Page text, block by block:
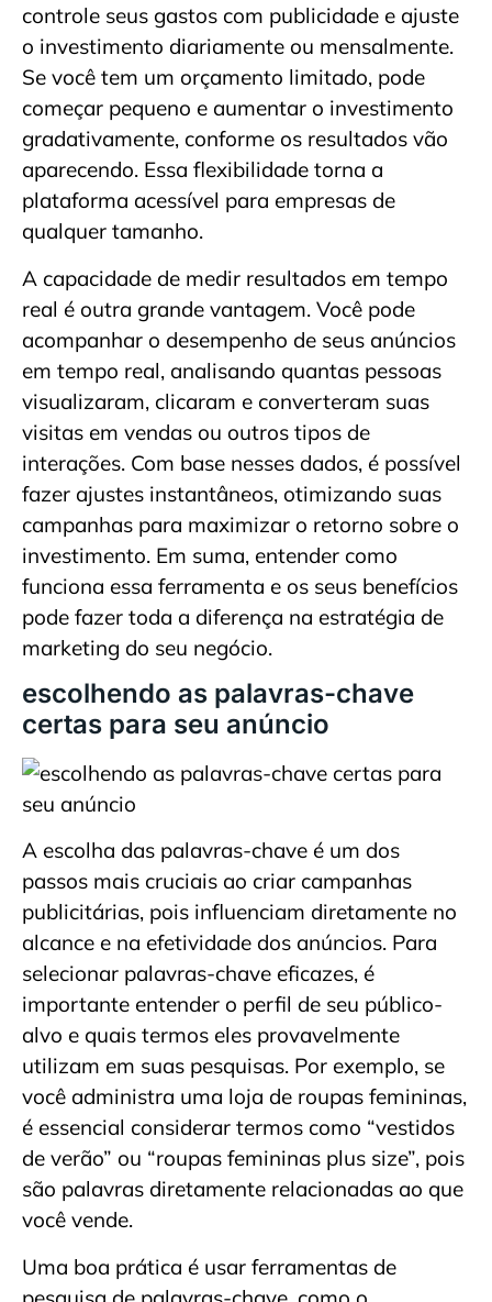
controle seus gastos com publicidade e ajuste
o investimento diariamente ou mensalmente.
Se você tem um orçamento limitado, pode
começar pequeno e aumentar o investimento
gradativamente, conforme os resultados vão
aparecendo. Essa flexibilidade torna a
plataforma acessível para empresas de
qualquer tamanho.
A capacidade de medir resultados em tempo
real é outra grande vantagem. Você pode
acompanhar o desempenho de seus anúncios
em tempo real, analisando quantas pessoas
visualizaram, clicaram e converteram suas
visitas em vendas ou outros tipos de
interações. Com base nesses dados, é possível
fazer ajustes instantâneos, otimizando suas
campanhas para maximizar o retorno sobre o
investimento. Em suma, entender como
funciona essa ferramenta e os seus benefícios
pode fazer toda a diferença na estratégia de
marketing do seu negócio.
escolhendo as palavras-chave
certas para seu anúncio
A escolha das palavras-chave é um dos
passos mais cruciais ao criar campanhas
publicitárias, pois influenciam diretamente no
alcance e na efetividade dos anúncios. Para
selecionar palavras-chave eficazes, é
importante entender o perfil de seu público-
alvo e quais termos eles provavelmente
utilizam em suas pesquisas. Por exemplo, se
você administra uma loja de roupas femininas,
é essencial considerar termos como “vestidos
de verão” ou “roupas femininas plus size”, pois
são palavras diretamente relacionadas ao que
você vende.
Uma boa prática é usar ferramentas de